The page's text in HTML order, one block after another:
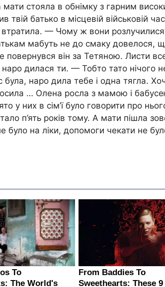
стояла в обнімку з гарним
твій батько в місцевій військовій
втратила. — Чому ж вони
мабуть не до смаку довелося,
повернувся він за Тетяною. Листи
дилася ти. — Тобто тато нічого
була, наро дила тебе і одна тягла.
… Олена росла з мамою і
у них в сім’ї було говорити про
п’ять років тому. А мати пішла
було на ліки, допомоги чекати не